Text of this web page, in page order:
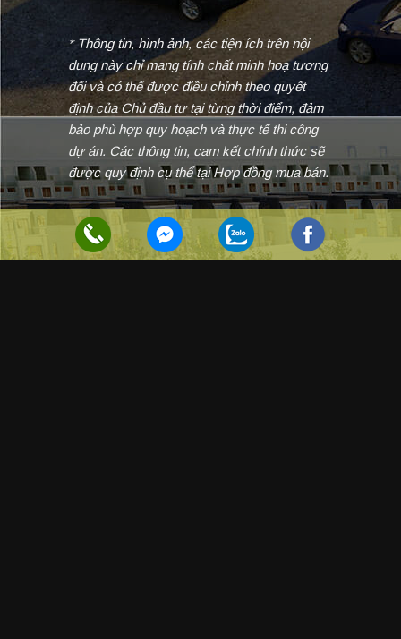
* Thông tin, hình ảnh, các tiện ích trên nội
dung này chỉ mang tính chất minh hoạ tương
đối và có thể được điều chỉnh theo quyết
định của Chủ đầu tư tại từng thời điểm, đảm
bảo phù hợp quy hoạch và thực tế thi công
dự án. Các thông tin, cam kết chính thức sẽ
được quy định cụ thể tại Hợp đồng mua bán.